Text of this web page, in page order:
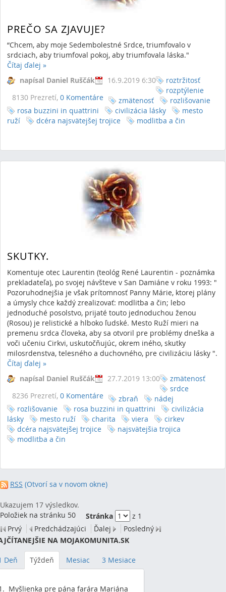
PREČO SA ZJAVUJE?
“Chcem, aby moje Sedembolestné Srdce, triumfovalo v
srdciach, aby triumfoval pokoj, aby triumfovala láska."
Čítaj ďalej »
napísal Daniel Ruščák
16.9.2019 6:30
8130 Prezretí, 0 Komentáre
roztržitosť
rozptýlenie
zmätenosť
rozlišovanie
rosa buzzini in quattrini
civilizácia lásky
mesto
ruží
dcéra najsvätejšej trojice modlitba a čin
SKUTKY.
Komentuje otec Laurentin (teológ René Laurentin - poznámka
prekladateľa), po svojej návšteve v San Damiáne v roku 1993: "
Pozoruhodnejšia je však prítomnosť Panny Márie, ktorej plány
a úmysly chce každý zrealizovať: modlitba a čin; lebo
jednoduché posolstvo, prijaté touto jednoduchou ženou
(Rosou) je relistické a hlboko ľudské. Mesto Ruží mieri na
premenu srdca človeka, aby sa otvoril pre problémy dneška a
voči učeniu Cirkvi, uskutočňujúc, okrem iného, skutky
milosrdenstva, telesného a duchovného, pre civilizáciu lásky ".
Čítaj ďalej »
napísal Daniel Ruščák
27.7.2019 13:00
8236 Prezretí, 0 Komentáre
zmätenosť
srdce
zbraň
nádej
rozlišovanie
rosa buzzini in quattrini
civilizácia
lásky
mesto ruží charita viera
cirkev
dcéra najsvätejšej trojice
najsvätejšia trojica
modlitba a čin
RSS (Otvorí sa v novom okne)
Ukazujem 17 výsledkov.
Položiek na stránku 50
Stránka
z 1
Prvý
Predchádzajúci Ďalej
Posledný
NA MOJAKOMUNITA.SK
Deň Týždeň Mesiac 3 Mesiace
Myšlienka pre pána farára Mariána